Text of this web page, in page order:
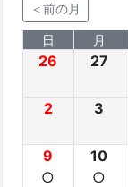
＜前の月
日 月
26 27
2 3
9
○
10
○